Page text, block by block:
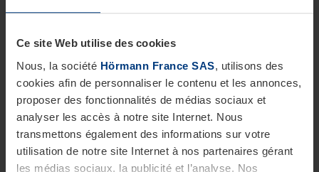
Ce site Web utilise des cookies
Nous, la société Hörmann France SAS, utilisons des
cookies afin de personnaliser le contenu et les annonces,
proposer des fonctionnalités de médias sociaux et
analyser les accès à notre site Internet. Nous
transmettons également des informations sur votre
utilisation de notre site Internet à nos partenaires gérant
les médias sociaux, la publicité et l’analyse. Nos